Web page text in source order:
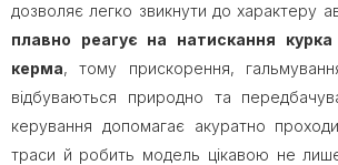
дозволяє легко звикнути до характеру
плавно реагує на натискання
керма, тому прискорення,
відбуваються природно та
керування допомагає акуратно
траси й робить модель цікавою не